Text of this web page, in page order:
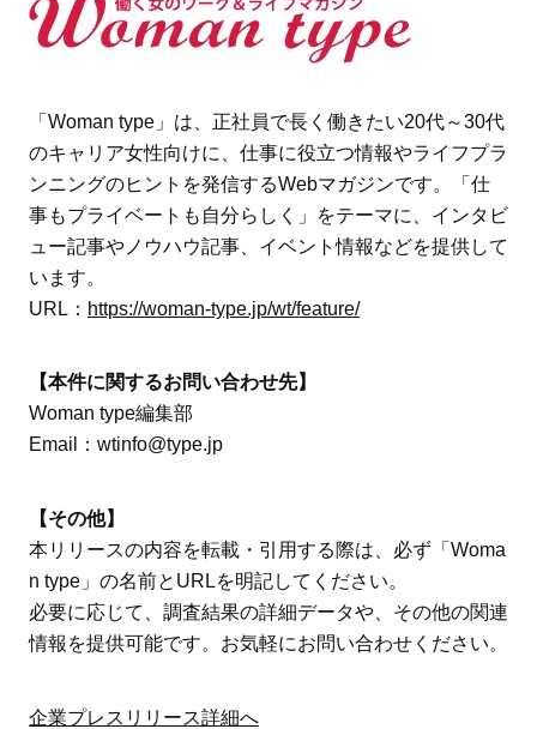
「Woman type」は、正社員で長く働きたい20代～30代
のキャリア女性向けに、仕事に役立つ情報やライフプラ
ンニングのヒントを発信するWebマガジンです。「仕
事もプライベートも自分らしく」をテーマに、インタビ
ュー記事やノウハウ記事、イベント情報などを提供して
います。
URL： https://woman-type.jp/wt/feature/
【本件に関するお問い合わせ先】
Woman type編集部
Email：wtinfo@type.jp
【その他】
本リリースの内容を転載・引用する際は、必ず「Woma
n type」の名前とURLを明記してください。
必要に応じて、調査結果の詳細データや、その他の関連
情報を提供可能です。お気軽にお問い合わせください。
企業プレスリリース詳細へ